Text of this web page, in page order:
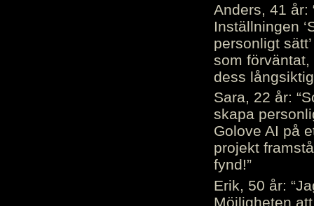
Anders, 41 år:
Inställningen
personligt
som
dess
Sara, 22 år:
skapa
Golove AI på
projekt
fynd!”
Erik, 50 år:
Möjligheten